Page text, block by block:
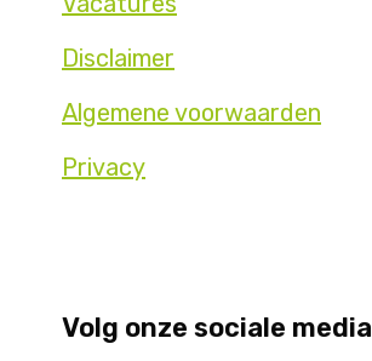
Disclaimer
Algemene voorwaarden
Privacy
Volg onze sociale media